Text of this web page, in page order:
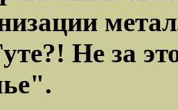
Не за